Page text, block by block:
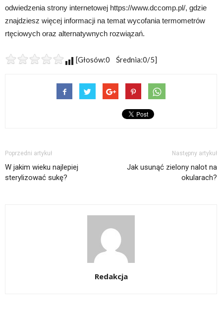
odwiedzenia strony internetowej https://www.dccomp.pl/, gdzie
znajdziesz więcej informacji na temat wycofania termometrów
rtęciowych oraz alternatywnych rozwiązań.
[Głosów:0 Średnia:0/5]
Poprzedni artykuł
W jakim wieku najlepiej
sterylizować sukę?
Następny artykuł
Jak usunąć zielony nalot na
okularach?
Redakcja